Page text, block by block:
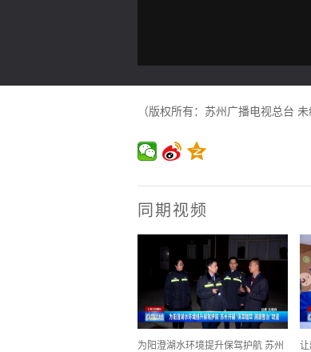
（版权所有：苏州广播电视总台 未
同期视频
为阳澄湖水环境提升保驾护航 苏州 让